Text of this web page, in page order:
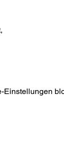
Einstellungen